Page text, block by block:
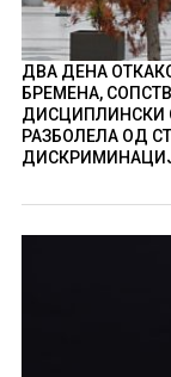
ДВА ДЕНА
БРЕМЕНА,
ДИСЦИПЛИНСКИ
РАЗБОЛЕЛА ОД